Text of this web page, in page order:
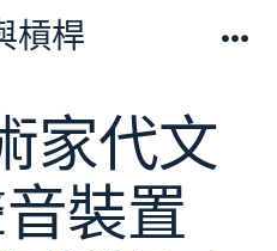
槓桿
家代文
裝置